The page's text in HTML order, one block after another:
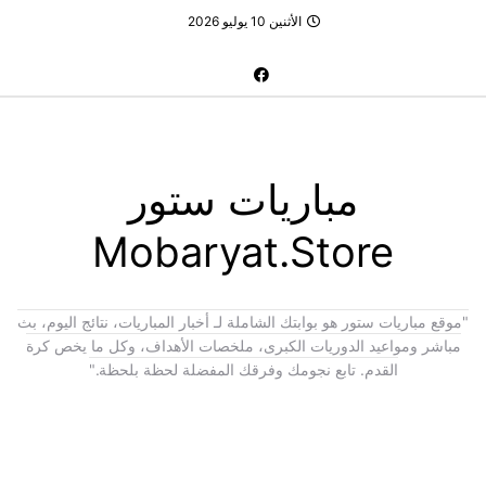
الأثنين 10 يوليو 2026
مباريات ستور
Mobaryat.Store
"موقع مباريات ستور هو بوابتك الشاملة لـ أخبار المباريات، نتائج اليوم، بث
مباشر ومواعيد الدوريات الكبرى، ملخصات الأهداف، وكل ما يخص كرة
القدم. تابع نجومك وفرقك المفضلة لحظة بلحظة."